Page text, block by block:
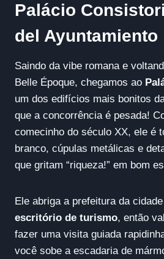
Palácio
del Ayuntamiento
Saindo da vibe romana e
Belle Époque, chegamos ao
um dos edifícios mais bonitos
que a concorrência é pesada!
comecinho do século XX, ele é
branco, cúpulas metálicas e
que gritam “riqueza!” em bom
Ele abriga a prefeitura da
escritório de turismo, então
fazer uma visita guiada
você sobe a escadaria de